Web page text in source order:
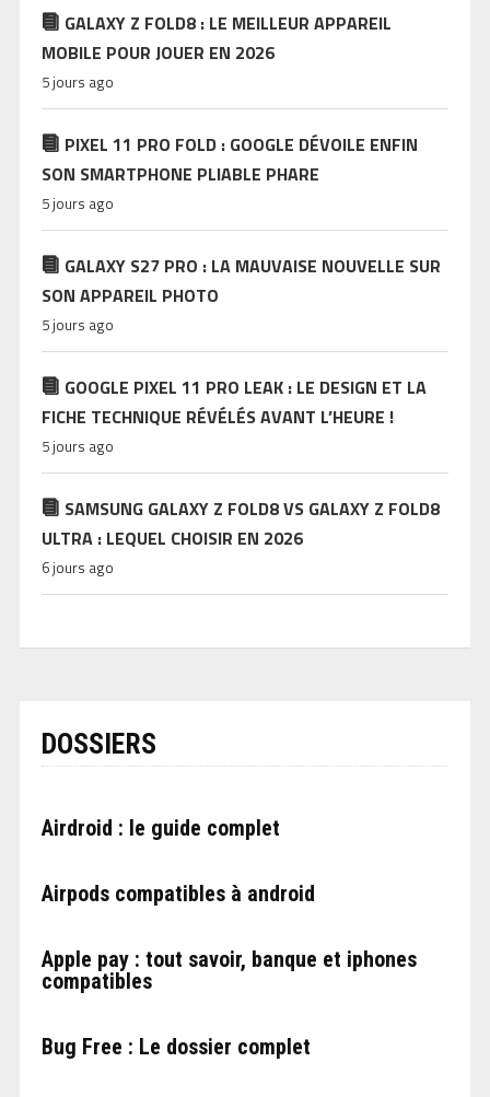
GALAXY Z FOLD8 : LE MEILLEUR APPAREIL
MOBILE POUR JOUER EN 2026
5 jours ago
PIXEL 11 PRO FOLD : GOOGLE DÉVOILE ENFIN
SON SMARTPHONE PLIABLE PHARE
5 jours ago
GALAXY S27 PRO : LA MAUVAISE NOUVELLE SUR
SON APPAREIL PHOTO
5 jours ago
GOOGLE PIXEL 11 PRO LEAK : LE DESIGN ET LA
FICHE TECHNIQUE RÉVÉLÉS AVANT L’HEURE !
5 jours ago
SAMSUNG GALAXY Z FOLD8 VS GALAXY Z FOLD8
ULTRA : LEQUEL CHOISIR EN 2026
6 jours ago
DOSSIERS
Airdroid : le guide complet
Airpods compatibles à android
Apple pay : tout savoir, banque et iphones
compatibles
Bug Free : Le dossier complet